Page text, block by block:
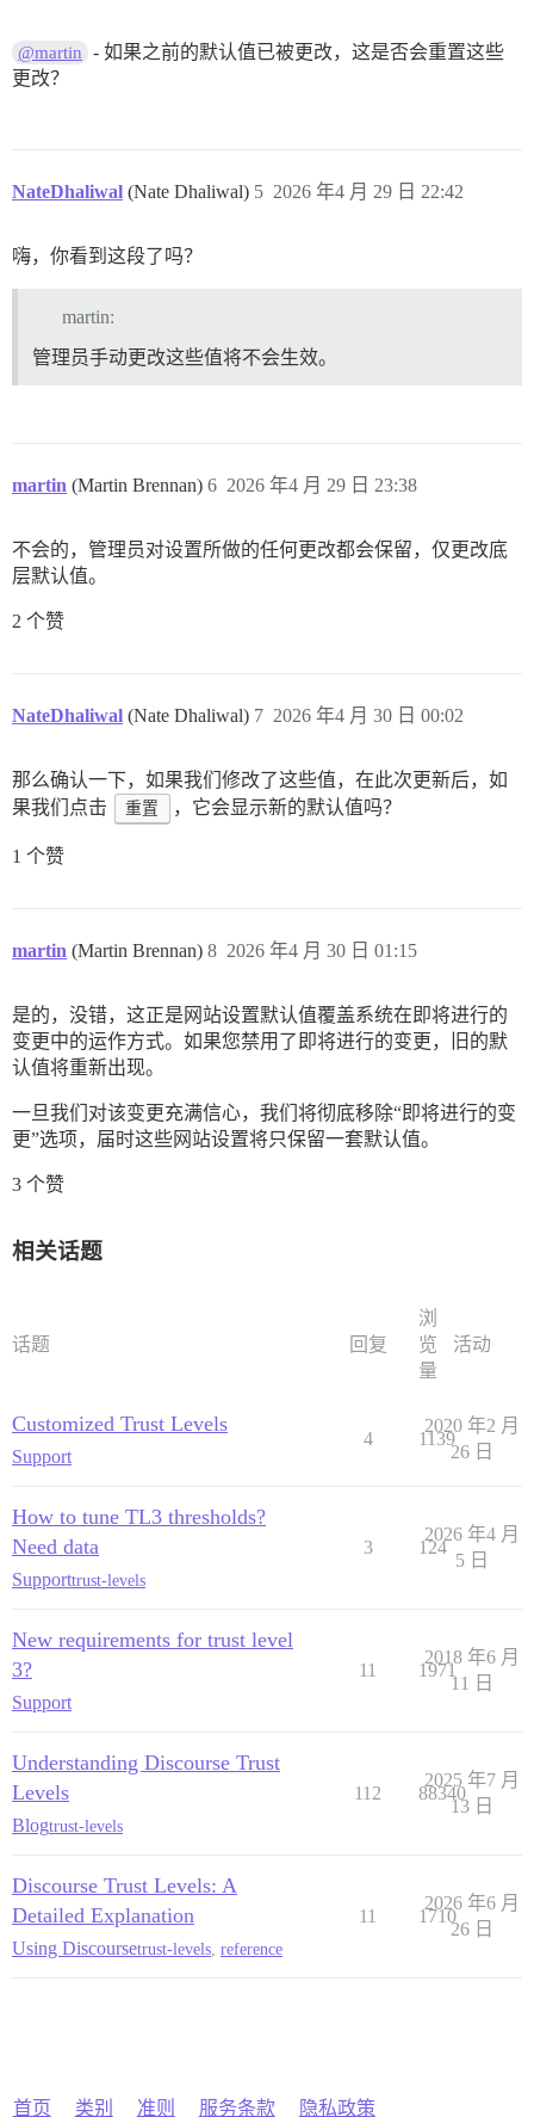
@martin
- 如果之前的默认值已被更改，这是否会重置这些
更改？
NateDhaliwal (Nate Dhaliwal) 2026 年4 月 29 日 22:42
5
嗨，你看到这段了吗？
martin:
管理员手动更改这些值将不会生效。
martin (Martin Brennan) 2026 年4 月 29 日 23:38
6
不会的，管理员对设置所做的任何更改都会保留，仅更改底
层默认值。
2 个赞
NateDhaliwal (Nate Dhaliwal) 2026 年4 月 30 日 00:02
7
那么确认一下，如果我们修改了这些值，在此次更新后，如
果我们点击
重置 ，它会显示新的默认值吗？
1 个赞
martin (Martin Brennan) 2026 年4 月 30 日 01:15
8
是的，没错，这正是网站设置默认值覆盖系统在即将进行的
变更中的运作方式。如果您禁用了即将进行的变更，旧的默
认值将重新出现。
一旦我们对该变更充满信心，我们将彻底移除“即将进行的变
更”选项，届时这些网站设置将只保留一套默认值。
3 个赞
相关话题
话题 回复
浏
览
量
活动
Customized Trust Levels
Support
4 1139
2020 年2 月
26 日
How to tune TL3 thresholds?
Need data
Supporttrust-levels
3 124
2026 年4 月
5 日
New requirements for trust level
3?
Support
11 1971
2018 年6 月
11 日
Understanding Discourse Trust
Levels
Blogtrust-levels
112 88340
2025 年7 月
13 日
Discourse Trust Levels: A
Detailed Explanation
Using Discoursetrust-levels reference
11 1710
2026 年6 月
26 日
首页 类别 准则 服务条款 隐私政策